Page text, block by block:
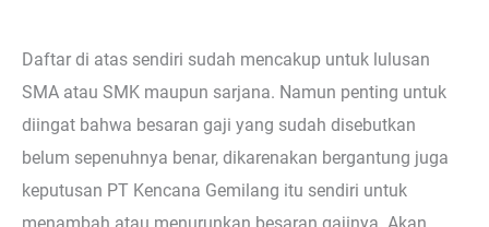
Daftar di atas sendiri sudah mencakup untuk lulusan
SMA atau SMK maupun sarjana. Namun penting untuk
diingat bahwa besaran gaji yang sudah disebutkan
belum sepenuhnya benar, dikarenakan bergantung juga
keputusan PT Kencana Gemilang itu sendiri untuk
menambah atau menurunkan besaran gajinya. Akan